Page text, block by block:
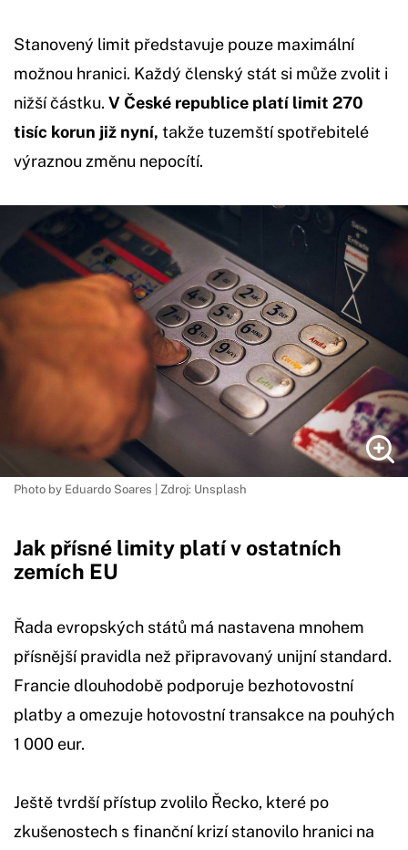
Stanovený limit představuje pouze maximální
možnou hranici. Každý členský stát si může zvolit i
nižší částku. V České republice platí limit 270
tisíc korun již nyní, takže tuzemští spotřebitelé
výraznou změnu nepocítí.
Photo by Eduardo Soares | Zdroj: Unsplash
Jak přísné limity platí v ostatních
zemích EU
Řada evropských států má nastavena mnohem
přísnější pravidla než připravovaný unijní standard.
Francie dlouhodobě podporuje bezhotovostní
platby a omezuje hotovostní transakce na pouhých
1 000 eur.
Ještě tvrdší přístup zvolilo Řecko, které po
zkušenostech s finanční krizí stanovilo hranici na